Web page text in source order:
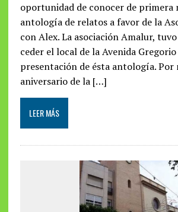
oportunidad de conocer de primera
antología de relatos a favor de la
con Alex. La asociación Amalur,
ceder el local de la Avenida
presentación de ésta antología. Por
aniversario de la […]
LEER MÁS